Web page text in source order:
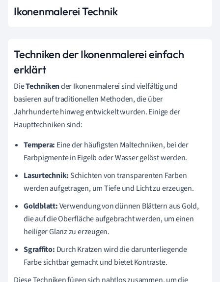
Ikonenmalerei Technik
Techniken der Ikonenmalerei einfach
erklärt
DieTechnikender Ikonenmalerei sind vielfältig und
basieren auf traditionellen Methoden, die über
Jahrhunderte hinweg entwickelt wurden. Einige der
Haupttechniken sind:
Tempera: Eine der häufigsten Maltechniken, bei der
Farbpigmente in Eigelb oder Wasser gelöst werden.
Lasurtechnik: Schichten von transparenten Farben
werden aufgetragen, um Tiefe und Licht zu erzeugen.
Goldblatt:Verwendung von dünnen Blättern aus Gold,
die auf die Oberfläche aufgebracht werden, um einen
heiliger Glanz zu erzeugen.
Sgraffito: Durch Kratzen wird die darunterliegende
Farbe sichtbar gemacht und bietet Kontraste.
Diese Techniken fügen sich nahtlos zusammen, um die